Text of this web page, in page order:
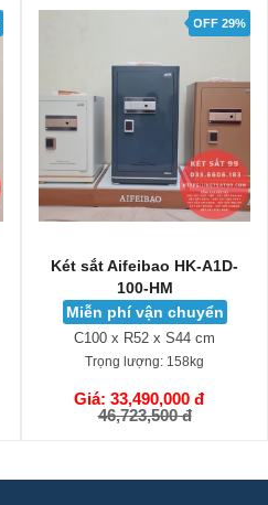
OFF 29%
Két sắt Aifeibao HK-A1D-
100-HM
Miễn phí vận chuyển
C100 x R52 x S44 cm
Trọng lượng: 158kg
Giá: 33,490,000 đ
46,723,500 đ
GIỎ HÀNG